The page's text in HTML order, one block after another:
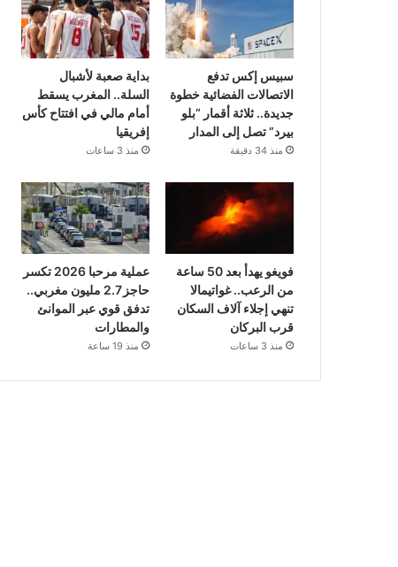
سبيس إكس تدفع
الاتصالات الفضائية خطوة
جديدة.. ثلاثة أقمار “بلو
بيرد” تصل إلى المدار
منذ 34 دقيقة
بداية صعبة لأشبال
السلة.. المغرب يسقط
أمام مالي في افتتاح كأس
إفريقيا
منذ 3 ساعات
فويغو يهدأ بعد 50 ساعة
من الرعب.. غواتيمالا
تنهي إجلاء آلاف السكان
قرب البركان
منذ 3 ساعات
عملية مرحبا 2026 تكسر
حاجز 2.7 مليون مغربي..
تدفق قوي عبر الموانئ
والمطارات
منذ 19 ساعة